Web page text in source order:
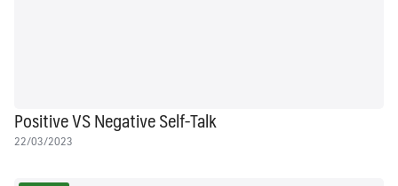
Positive VS Negative Self-Talk
22/03/2023